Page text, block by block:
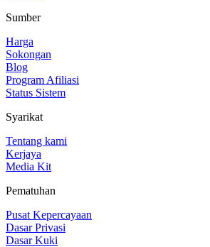
Sumber
Harga
Sokongan
Blog
Program Afiliasi
Status Sistem
Syarikat
Tentang kami
Kerjaya
Media Kit
Pematuhan
Pusat Kepercayaan
Dasar Privasi
Dasar Kuki